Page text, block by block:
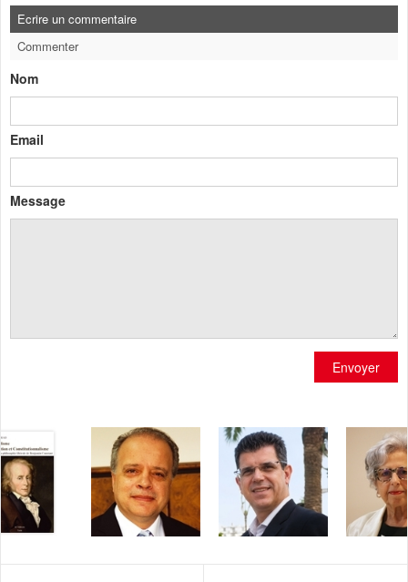
Ecrire un commentaire
Commenter
Nom
Email
Message
Envoyer